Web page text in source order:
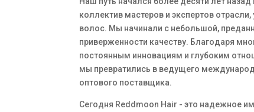
коллектив мастеров и экспертов
волос. Мы начинали с небольшой,
приверженности качеству. Благодаря
постоянным инновациям и глубоким
мы превратились в ведущего
оптового поставщика.
Сегодня Reddmoon Hair - это надежное